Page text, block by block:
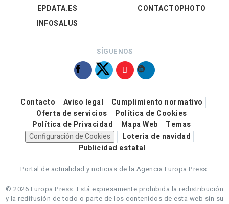
EPDATA.ES
INFOSALUS
CONTACTOPHOTO
SÍGUENOS
Contacto Aviso legal
Cumplimiento normativo
Oferta de servicios
Política de Cookies
Política de Privacidad
Mapa Web
Temas
Configuración de Cookies
Loteria de navidad
Publicidad estatal
Portal de actualidad y noticias de la Agencia Europa Press.
© 2026 Europa Press. Está expresamente prohibida la redistribución
y la redifusión de todo o parte de los contenidos de esta web sin su